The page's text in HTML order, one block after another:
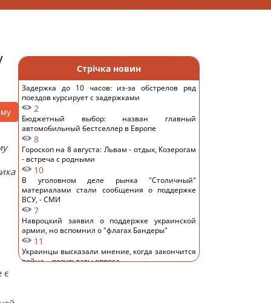
є
Стрічка новин
Задержка до 10 часов: из-за обстрелов ряд
поездов курсирует с задержками
2
Бюджетный выбор: назван главный
автомобильный бестселлер в Европе
8
Гороскоп на 8 августа: Львам - отдых, Козерогам
- встреча с родными
10
В уголовном деле рынка "Столичный"
материалами стали сообщения о поддержке
ВСУ, - СМИ
7
Навроцкий заявил о поддержке украинской
армии, но вспомнил о "флагах Бандеры"
11
Украинцы высказали мнение, когда закончится
война, - результаты опроса